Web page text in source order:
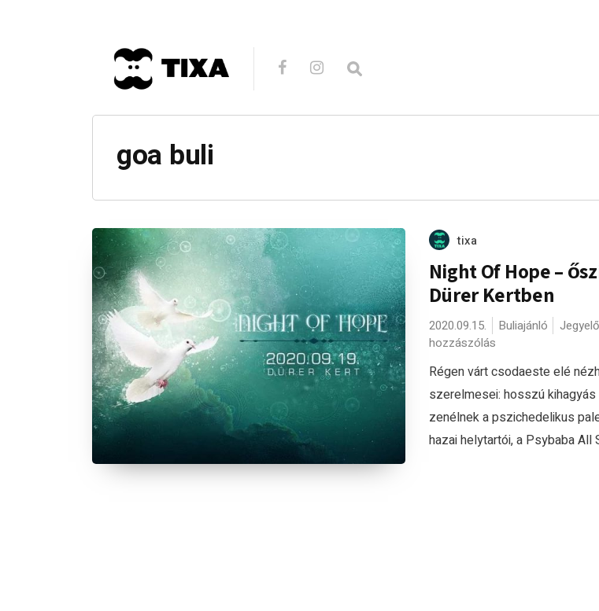
goa buli
tixa
Night Of Hope –
Dürer Kertben
2020.09.15. Buliajánló
hozzászólás
Régen várt csodaeste elé
szerelmesei: hosszú kihagyás
zenélnek a pszichedelikus
hazai helytartói, a Psybaba All